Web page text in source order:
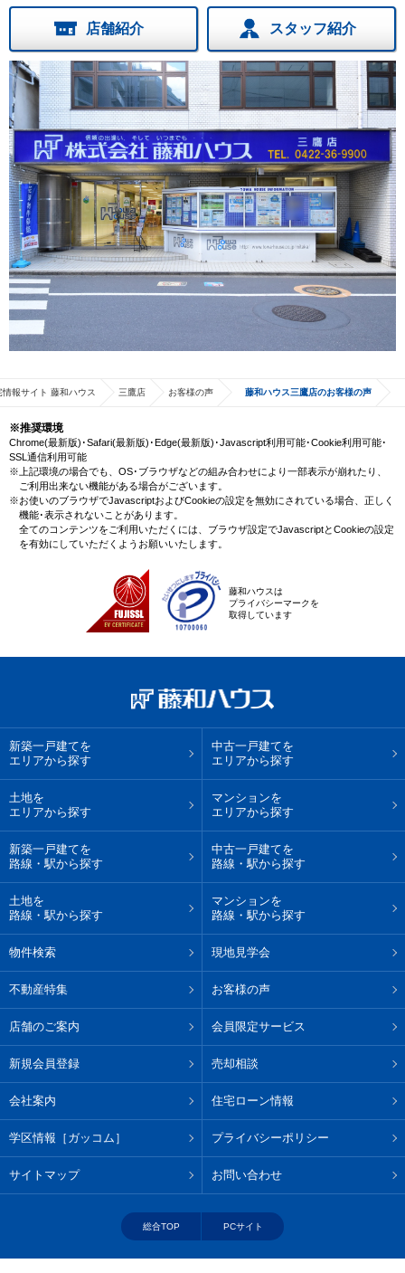
店舗紹介 スタッフ紹介
報サイト 藤和ハウス 三鷹店 お客様の声 藤和ハウス三鷹店のお客様の声
※推奨環境
Chrome(最新版)･Safari(最新版)･Edge(最新版)･Javascript利用可能･Cookie利用可能･
SSL通信利用可能
※上記環境の場合でも、OS･ブラウザなどの組み合わせにより一部表示が崩れたり、
ご利用出来ない機能がある場合がございます。
※お使いのブラウザでJavascriptおよびCookieの設定を無効にされている場合、正しく
機能･表示されないことがあります。
全てのコンテンツをご利用いただくには、ブラウザ設定でJavascriptとCookieの設定
を有効にしていただくようお願いいたします。
藤和ハウスは
プライバシーマークを
取得しています
新築一戸建てを
エリアから探す
中古一戸建てを
エリアから探す
土地を
エリアから探す
マンションを
エリアから探す
新築一戸建てを
路線・駅から探す
中古一戸建てを
路線・駅から探す
土地を
路線・駅から探す
マンションを
路線・駅から探す
物件検索 現地見学会
不動産特集 お客様の声
店舗のご案内 会員限定サービス
新規会員登録 売却相談
会社案内 住宅ローン情報
学区情報［ガッコム］ プライバシーポリシー
サイトマップ お問い合わせ
総合TOP PCサイト